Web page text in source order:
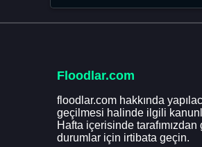
Floodlar.com
floodlar.com hakkında
geçilmesi halinde ilgili
Hafta içerisinde
durumlar için irtibata geçin.